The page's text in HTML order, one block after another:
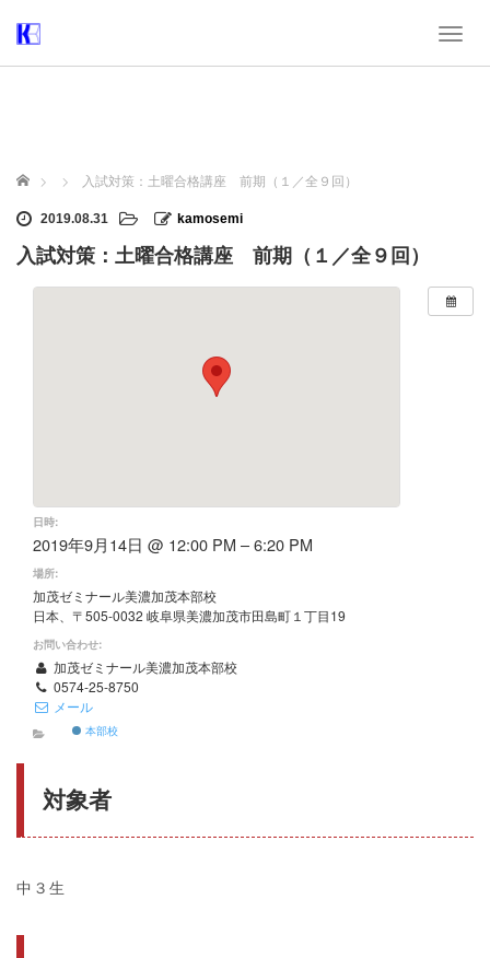
T
t
i
ホーム 入試対策：土曜合格講座 前期（１／全９回）
2019.08.31 kamosemi
入試対策：土曜合格講座 前期（１／全９回）
日時:
2019年9月14日 @ 12:00 PM – 6:20 PM
場所:
加茂ゼミナール美濃加茂本部校
日本、〒505-0032 岐阜県美濃加茂市田島町１丁目19
お問い合わせ:
加茂ゼミナール美濃加茂本部校
0574-25-8750
メール
本部校
対象者
中３生